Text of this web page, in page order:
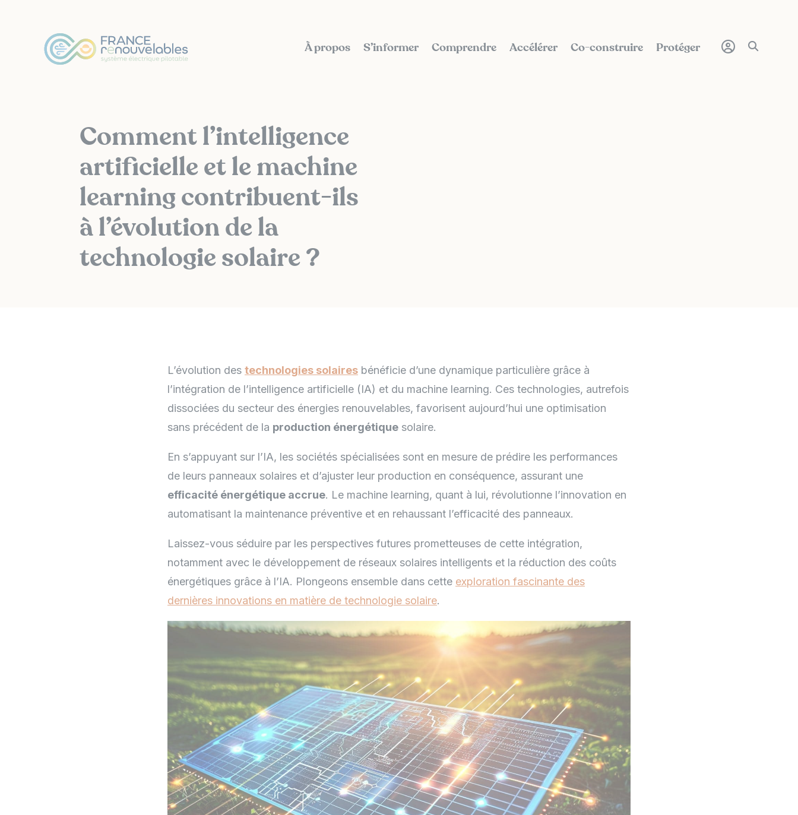
À propos S’informer Comprendre Accélérer Co-construire Protéger
Comment l’intelligence
artificielle et le machine
learning contribuent-ils
à l’évolution de la
technologie solaire ?
L’évolution des technologies solaires bénéficie d’une dynamique particulière grâce à
l’intégration de l’intelligence artificielle (IA) et du machine learning. Ces technologies, autrefois
dissociées du secteur des énergies renouvelables, favorisent aujourd’hui une optimisation
sans précédent de la production énergétique solaire.
En s’appuyant sur l’IA, les sociétés spécialisées sont en mesure de prédire les performances
de leurs panneaux solaires et d’ajuster leur production en conséquence, assurant une
efficacité énergétique accrue. Le machine learning, quant à lui, révolutionne l’innovation en
automatisant la maintenance préventive et en rehaussant l’efficacité des panneaux.
Laissez-vous séduire par les perspectives futures prometteuses de cette intégration,
notamment avec le développement de réseaux solaires intelligents et la réduction des coûts
énergétiques grâce à l’IA. Plongeons ensemble dans cette exploration fascinante des
dernières innovations en matière de technologie solaire.